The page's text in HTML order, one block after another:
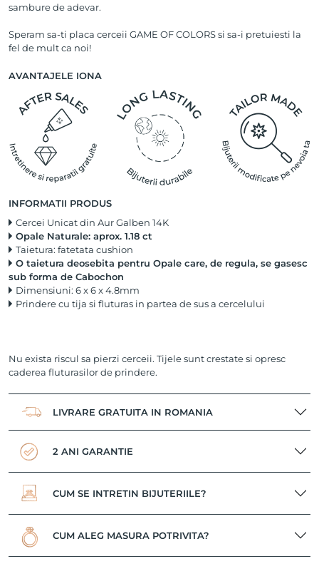
sambure de adevar.
Speram sa-ti placa cerceii GAME OF COLORS si sa-i pretuiesti la
fel de mult ca noi!
AVANTAJELE IONA
INFORMATII PRODUS
Cercei Unicat din Aur Galben 14K
Opale Naturale: aprox. 1.18 ct
Taietura: fatetata cushion
O taietura deosebita pentru Opale care, de regula, se gasesc
sub forma de Cabochon
Dimensiuni: 6 x 6 x 4.8mm
Prindere cu tija si fluturas in partea de sus a cercelului
Nu exista riscul sa pierzi cerceii. Tijele sunt crestate si opresc
caderea fluturasilor de prindere.
LIVRARE GRATUITA IN ROMANIA
2 ANI GARANTIE
CUM SE INTRETIN BIJUTERIILE?
CUM ALEG MASURA POTRIVITA?